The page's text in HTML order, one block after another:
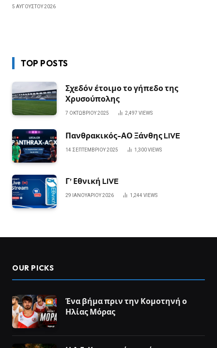
5 ΑΥΓΟΎΣΤΟΥ 2026
TOP POSTS
Σχεδόν έτοιμο το γήπεδο της
Χρυσούπολης
7 ΟΚΤΩΒΡΊΟΥ 2025 2,497 VIEWS
Πανθρακικός-ΑΟ Ξάνθης LIVE
14 ΣΕΠΤΕΜΒΡΊΟΥ 2025 1,300VIEWS
Γ’ Εθνική LIVE
29 ΙΑΝΟΥΑΡΊΟΥ 2026 1,244 VIEWS
OUR PICKS
Ένα βήμα πριν την Κομοτηνή ο
Ηλίας Μόρας